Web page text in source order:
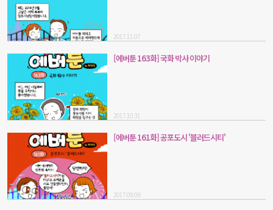
2017.11.07
[에버툰 163화] 국화 박사 이야기
2017.10.31
[에버툰 161화] 공포도시 '블러드시티'
2017.09.06